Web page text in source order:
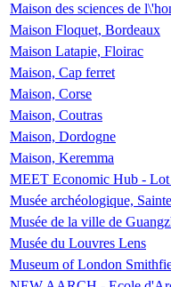
Maison des sciences de
Maison Floquet, Bordeaux
Maison Latapie, Floirac
Maison, Cap ferret
Maison, Corse
Maison, Coutras
Maison, Dordogne
Maison, Keremma
MEET Economic Hub -
Musée archéologique,
Musée de la ville de
Musée du Louvres Lens
Museum of London